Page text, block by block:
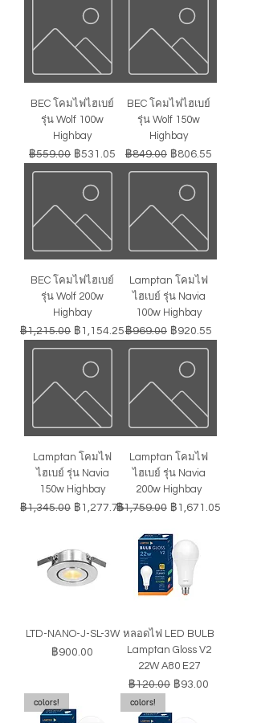
BEC โคมไฟไฮเบย์
รุ่น Wolf 100w
Highbay
ราคาปกติ
฿559.00 ราคาขายลด
฿531.05
BEC โคมไฟไฮเบย์
รุ่น Wolf 150w
Highbay
ราคาปกติ
฿849.00 ราคาขายลด
฿806.55
BEC โคมไฟไฮเบย์
รุ่น Wolf 200w
Highbay
ราคาปกติ
฿1,215.00 ราคาขายลด
฿1,154.25
Lamptan โคมไฟ
ไฮเบย์ รุ่น Navia
100w Highbay
ราคาปกติ
฿969.00 ราคาขายลด
฿920.55
Lamptan โคมไฟ
ไฮเบย์ รุ่น Navia
150w Highbay
ราคาปกติ
฿1,345.00 ราคาขายลด
฿1,277.75
Lamptan โคมไฟ
ไฮเบย์ รุ่น Navia
200w Highbay
ราคาปกติ
฿1,759.00 ราคาขายลด
฿1,671.05
LTD-NANO-J-SL-3W
ราคา
฿900.00
หลอดไฟ LED BULB
Lamptan Gloss V2
22W A80 E27
ราคาปกติ
฿120.00 ราคาขายลด
฿93.00
colors!
colors!